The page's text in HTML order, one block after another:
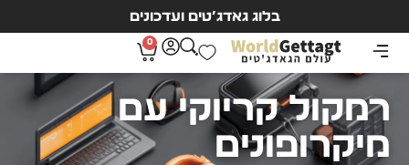
בלוג גאדג’טים ועדכונים
0
רמקול קריוקי עם
מיקרופונים